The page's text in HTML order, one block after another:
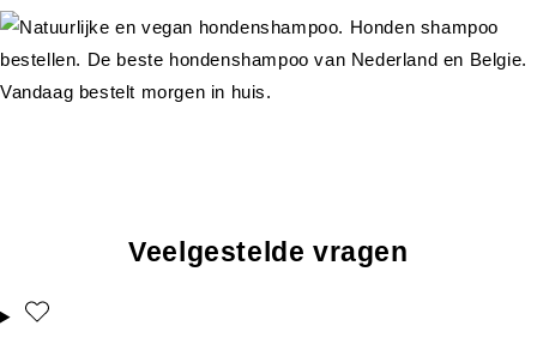
Veelgestelde vragen